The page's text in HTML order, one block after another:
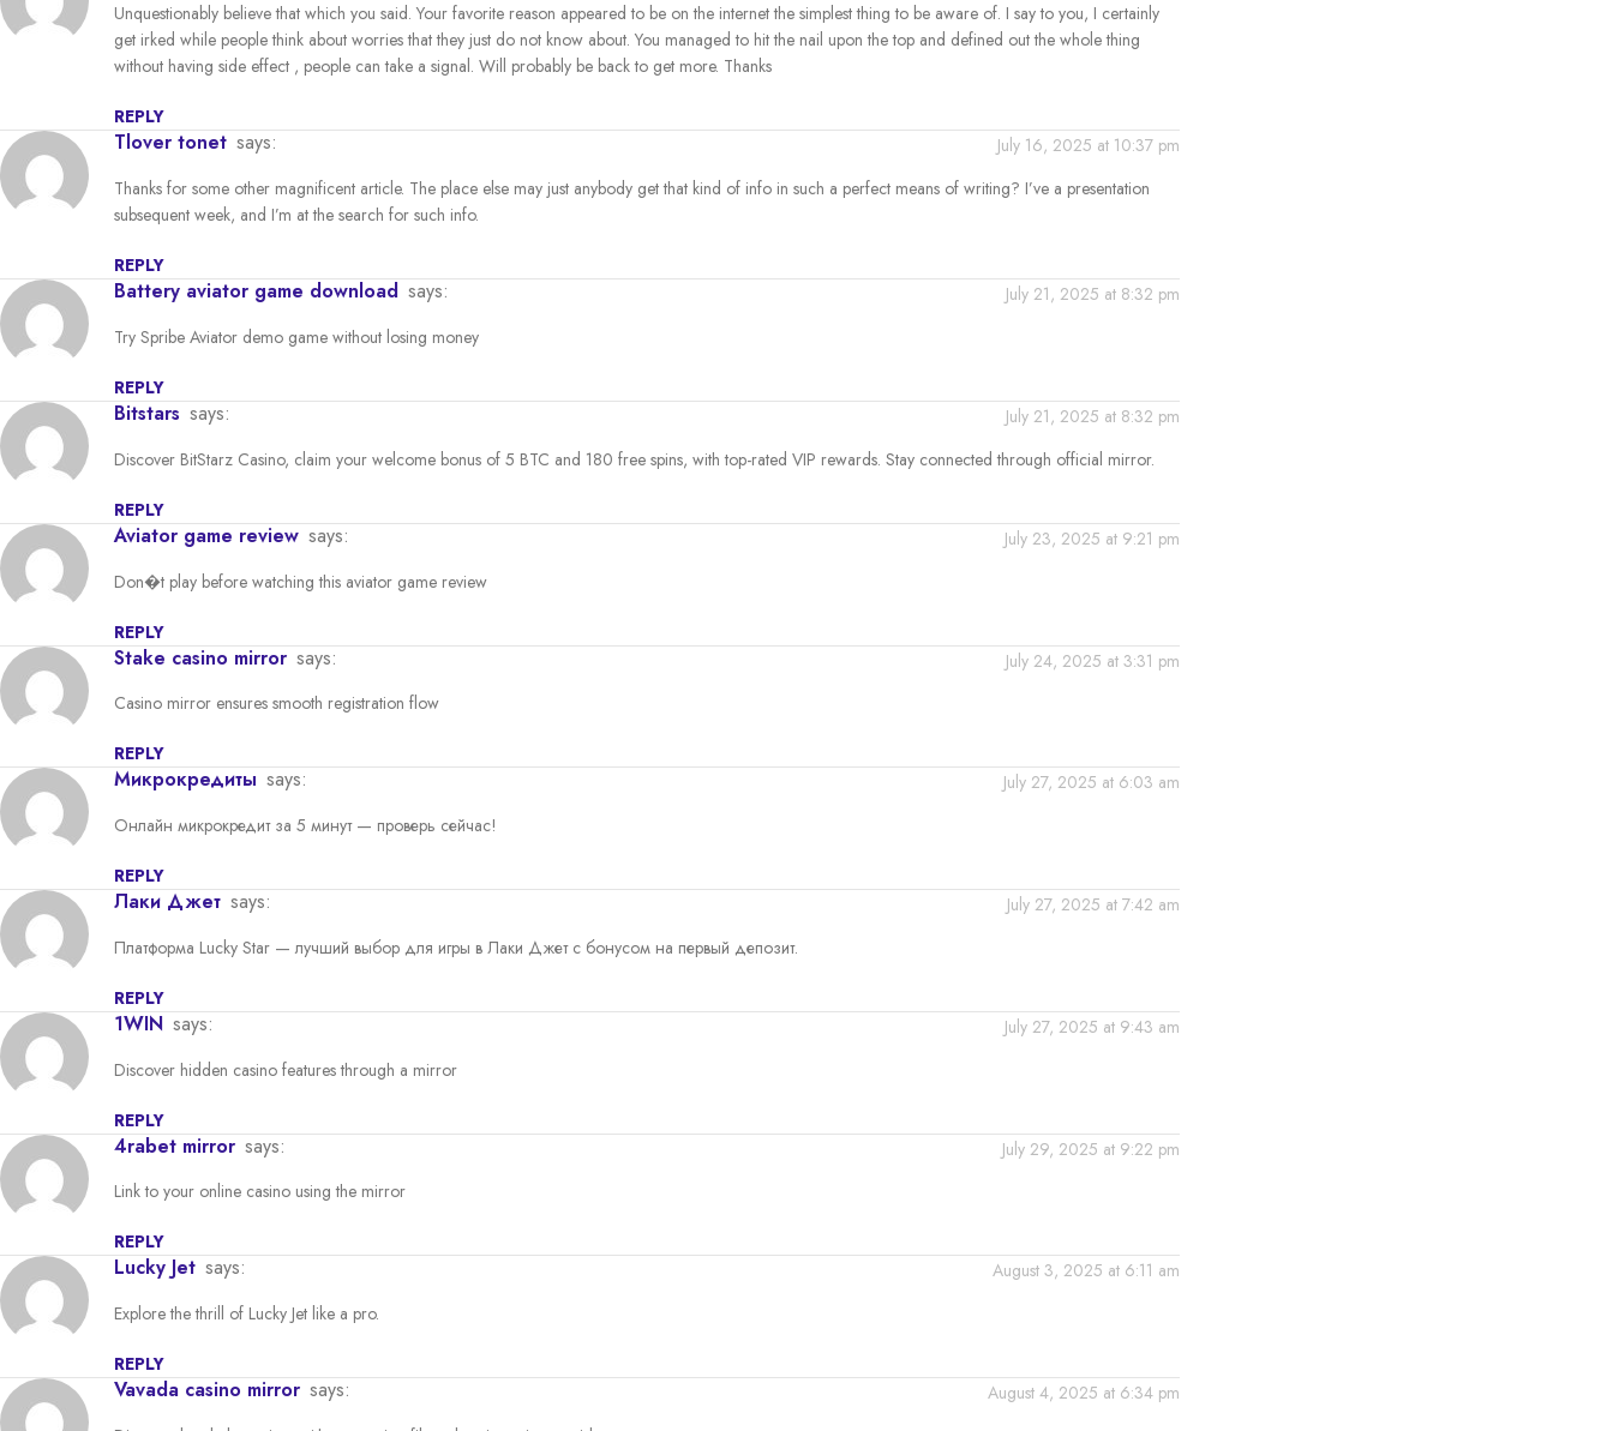
Unquestionably believe that which you said. Your favorite reason appeared to be on the internet the simplest thing to be aware of. I say to you, I certainly
get irked while people think about worries that they just do not know about. You managed to hit the nail upon the top and defined out the whole thing
without having side effect , people can take a signal. Will probably be back to get more. Thanks
REPLY
tlover tonet says:
July 16, 2025 at 10:37 pm
Thanks for some other magnificent article. The place else may just anybody get that kind of info in such a perfect means of writing? I’ve a presentation
subsequent week, and I’m at the search for such info.
REPLY
battery aviator game download says:
July 21, 2025 at 8:32 pm
Try Spribe Aviator demo game without losing money
REPLY
bitstars says:
July 21, 2025 at 8:32 pm
Discover BitStarz Casino, claim your welcome bonus of 5 BTC and 180 free spins, with top-rated VIP rewards. Stay connected through official mirror.
REPLY
aviator game review says:
July 23, 2025 at 9:21 pm
Don�t play before watching this aviator game review
REPLY
stake casino mirror says:
July 24, 2025 at 3:31 pm
Casino mirror ensures smooth registration flow
REPLY
микрокредиты says:
July 27, 2025 at 6:03 am
Онлайн микрокредит за 5 минут — проверь сейчас!
REPLY
Лаки Джет says:
July 27, 2025 at 7:42 am
Платформа Lucky Star — лучший выбор для игры в Лаки Джет с бонусом на первый депозит.
REPLY
1WIN says:
July 27, 2025 at 9:43 am
Discover hidden casino features through a mirror
REPLY
4rabet mirror says:
July 29, 2025 at 9:22 pm
Link to your online casino using the mirror
REPLY
Lucky Jet says:
August 3, 2025 at 6:11 am
Explore the thrill of Lucky Jet like a pro.
REPLY
vavada casino mirror says:
August 4, 2025 at 6:34 pm